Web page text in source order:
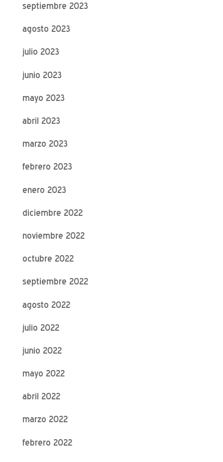
septiembre 2023
agosto 2023
julio 2023
junio 2023
mayo 2023
abril 2023
marzo 2023
febrero 2023
enero 2023
diciembre 2022
noviembre 2022
octubre 2022
septiembre 2022
agosto 2022
julio 2022
junio 2022
mayo 2022
abril 2022
marzo 2022
febrero 2022